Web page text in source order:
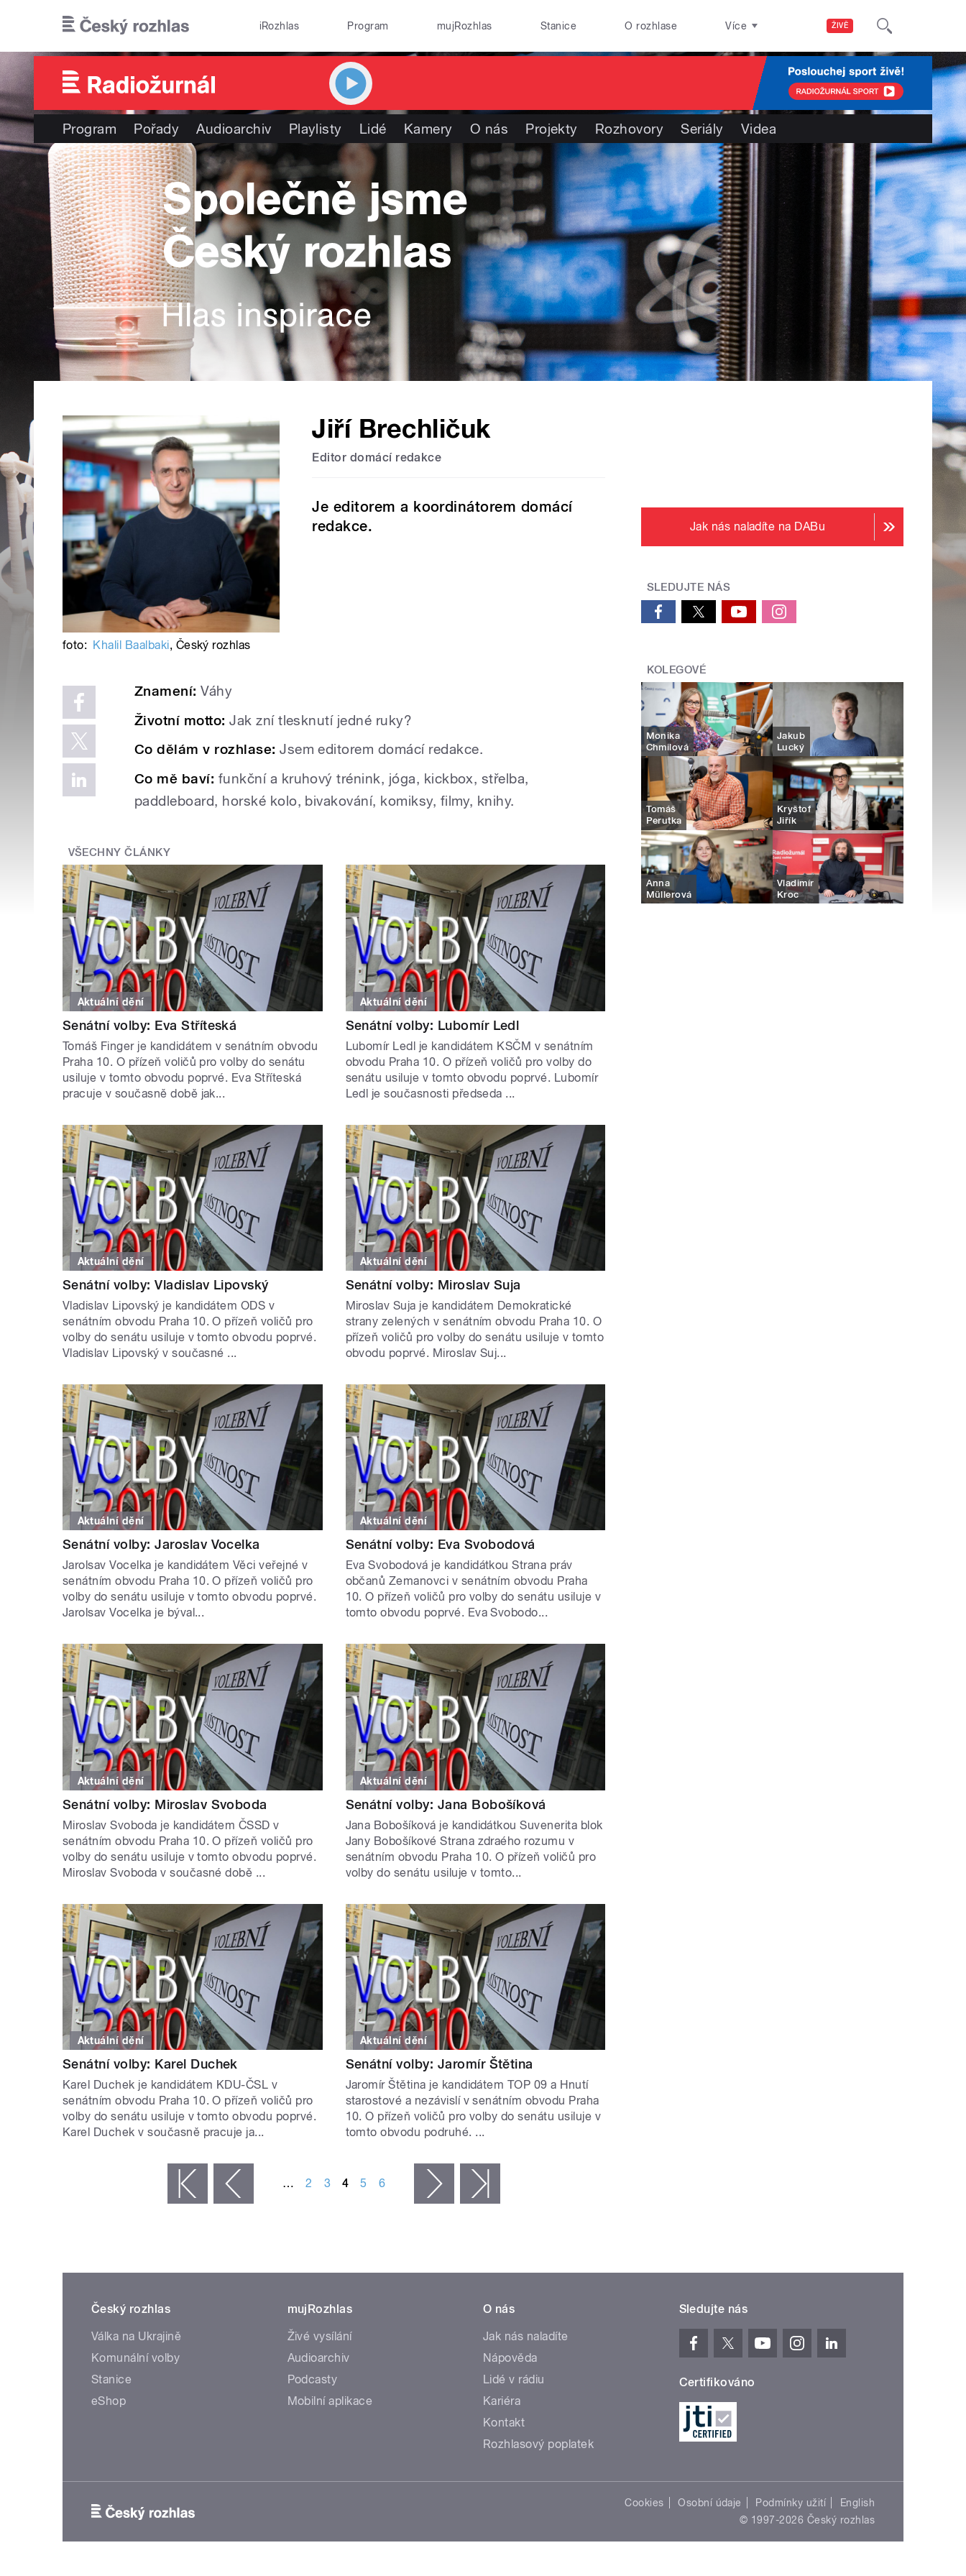
ŽIVĚ
iRozhlas Program mujRozhlas Stanice O rozhlase Více
Program Pořady Audioarchiv Playlisty Lidé Kamery O nás Projekty Rozhovory Seriály Videa
Jiří Brechličuk
Editor domácí redakce
Je editorem a koordinátorem domácí
redakce.
foto: Khalil Baalbaki, Český rozhlas
Znamení: Váhy
Životní motto: Jak zní tlesknutí jedné ruky?
Co dělám v rozhlase: Jsem editorem domácí redakce.
Co mě baví: funkční a kruhový trénink, jóga, kickbox, střelba,
paddleboard, horské kolo, bivakování, komiksy, filmy, knihy.
VŠECHNY ČLÁNKY
Aktuální dění
Senátní volby: Eva Stříteská
Tomáš Finger je kandidátem v senátním obvodu
Praha 10. O přízeň voličů pro volby do senátu
usiluje v tomto obvodu poprvé. Eva Stříteská
pracuje v současně době jak...
Aktuální dění
Senátní volby: Lubomír Ledl
Lubomír Ledl je kandidátem KSČM v senátním
obvodu Praha 10. O přízeň voličů pro volby do
senátu usiluje v tomto obvodu poprvé. Lubomír
Ledl je současnosti předseda ...
Aktuální dění
Senátní volby: Vladislav Lipovský
Vladislav Lipovský je kandidátem ODS v
senátním obvodu Praha 10. O přízeň voličů pro
volby do senátu usiluje v tomto obvodu poprvé.
Vladislav Lipovský v současné ...
Aktuální dění
Senátní volby: Miroslav Suja
Miroslav Suja je kandidátem Demokratické
strany zelených v senátním obvodu Praha 10. O
přízeň voličů pro volby do senátu usiluje v tomto
obvodu poprvé. Miroslav Suj...
Aktuální dění
Senátní volby: Jaroslav Vocelka
Jarolsav Vocelka je kandidátem Věci veřejné v
senátním obvodu Praha 10. O přízeň voličů pro
volby do senátu usiluje v tomto obvodu poprvé.
Jarolsav Vocelka je býval...
Aktuální dění
Senátní volby: Eva Svobodová
Eva Svobodová je kandidátkou Strana práv
občanů Zemanovci v senátním obvodu Praha
10. O přízeň voličů pro volby do senátu usiluje v
tomto obvodu poprvé. Eva Svobodo...
Aktuální dění
Senátní volby: Miroslav Svoboda
Miroslav Svoboda je kandidátem ČSSD v
senátním obvodu Praha 10. O přízeň voličů pro
volby do senátu usiluje v tomto obvodu poprvé.
Miroslav Svoboda v současné době ...
Aktuální dění
Senátní volby: Jana Bobošíková
Jana Bobošíková je kandidátkou Suvenerita blok
Jany Bobošíkové Strana zdraého rozumu v
senátním obvodu Praha 10. O přízeň voličů pro
volby do senátu usiluje v tomto...
Aktuální dění
Senátní volby: Karel Duchek
Karel Duchek je kandidátem KDU-ČSL v
senátním obvodu Praha 10. O přízeň voličů pro
volby do senátu usiluje v tomto obvodu poprvé.
Karel Duchek v současně pracuje ja...
Aktuální dění
Senátní volby: Jaromír Štětina
Jaromír Štětina je kandidátem TOP 09 a Hnutí
starostové a nezávislí v senátním obvodu Praha
10. O přízeň voličů pro volby do senátu usiluje v
tomto obvodu podruhé. ...
‹ předchozí … 2 3 4 5 6 následující ›
Jak nás naladíte na DABu
SLEDUJTE NÁS
KOLEGOVÉ
Monika
Chmilová
Jakub
Lucký
Tomáš
Perutka
Kryštof
Jiřík
Anna
Müllerová
Vladimír
Kroc
Český rozhlas
Válka na Ukrajině
Komunální volby
Stanice
eShop
mujRozhlas
Živé vysílání
Audioarchiv
Podcasty
Mobilní aplikace
O nás
Jak nás naladíte
Nápověda
Lidé v rádiu
Kariéra
Kontakt
Rozhlasový poplatek
Sledujte nás
Certifikováno
Cookies Osobní údaje Podmínky užití
English
© 1997-2026 Český rozhlas